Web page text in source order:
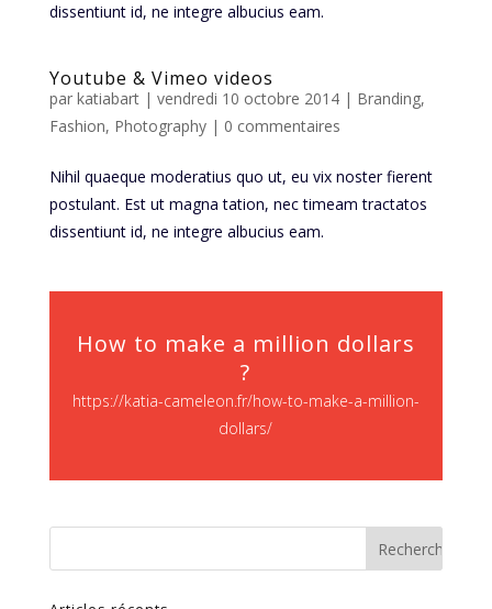
dissentiunt id, ne integre albucius eam.
Youtube & Vimeo videos
par katiabart| vendredi 10 octobre 2014| Branding,
Fashion, Photography| 0 commentaires
Nihil quaeque moderatius quo ut, eu vix noster fierent
postulant. Est ut magna tation, nec timeam tractatos
dissentiunt id, ne integre albucius eam.
How to make a million dollars
?
https://katia-cameleon.fr/how-to-make-a-million-
dollars/